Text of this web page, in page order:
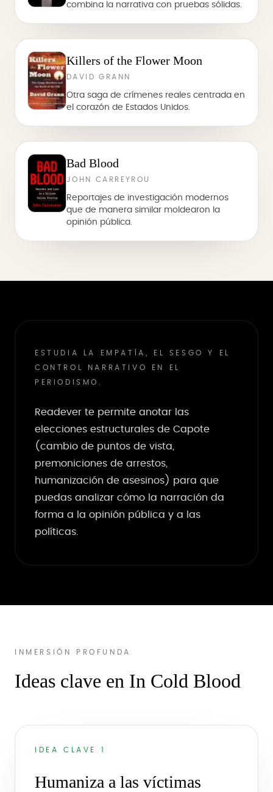
combina la narrativa con pruebas sólidas.
Killers of the Flower Moon
DAVID GRANN
Otra saga de crímenes reales centrada en
el corazón de Estados Unidos.
Bad Blood
JOHN CARREYROU
Reportajes de investigación modernos
que de manera similar moldearon la
opinión pública.
ESTUDIA LA EMPATÍA, EL SESGO Y EL
CONTROL NARRATIVO EN EL
PERIODISMO.
Readever te permite anotar las
elecciones estructurales de Capote
(cambio de puntos de vista,
premoniciones de arrestos,
humanización de asesinos) para que
puedas analizar cómo la narración da
forma a la opinión pública y a las
políticas.
INMERSIÓN PROFUNDA
Ideas clave en In Cold Blood
IDEA CLAVE 1
Humaniza a las víctimas